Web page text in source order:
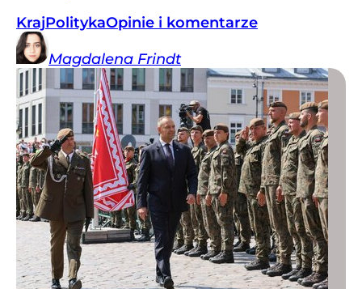
KrajPolitykaOpinie i komentarze
Magdalena Frindt